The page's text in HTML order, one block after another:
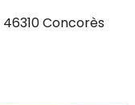
Concorès